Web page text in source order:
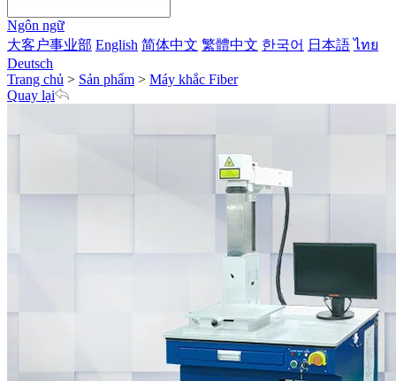
Ngôn ngữ
大客户事业部 English 简体中文 繁體中文 한국어 日本語 ไทย
Deutsch
Trang chủ > Sản phẩm > Máy khắc Fiber
Quay lại